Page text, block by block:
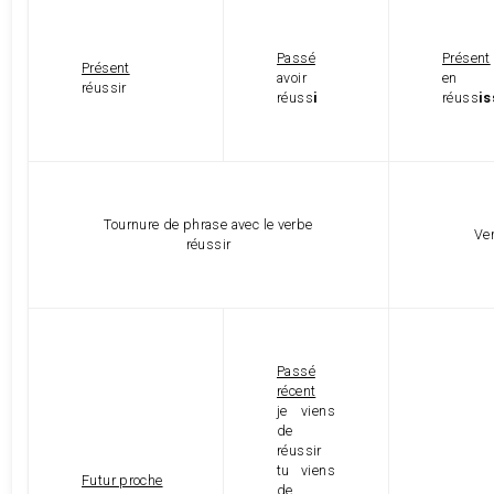
Présent
réussir
Passé
avoir
réussi
Présent
en
réuss
Tournure de phrase avec le verbe
réussir
Futur proche
Passé
récent
je viens
de
réussir
tu viens
de